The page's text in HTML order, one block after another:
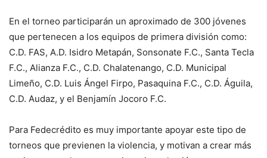
En el torneo participarán un aproximado de 300 jóvenes
que pertenecen a los equipos de primera división como:
C.D. FAS, A.D. Isidro Metapán, Sonsonate F.C., Santa Tecla
F.C., Alianza F.C., C.D. Chalatenango, C.D. Municipal
Limeño, C.D. Luis Ángel Firpo, Pasaquina F.C., C.D. Águila,
C.D. Audaz, y el Benjamín Jocoro F.C.
Para Fedecrédito es muy importante apoyar este tipo de
torneos que previenen la violencia, y motivan a crear más